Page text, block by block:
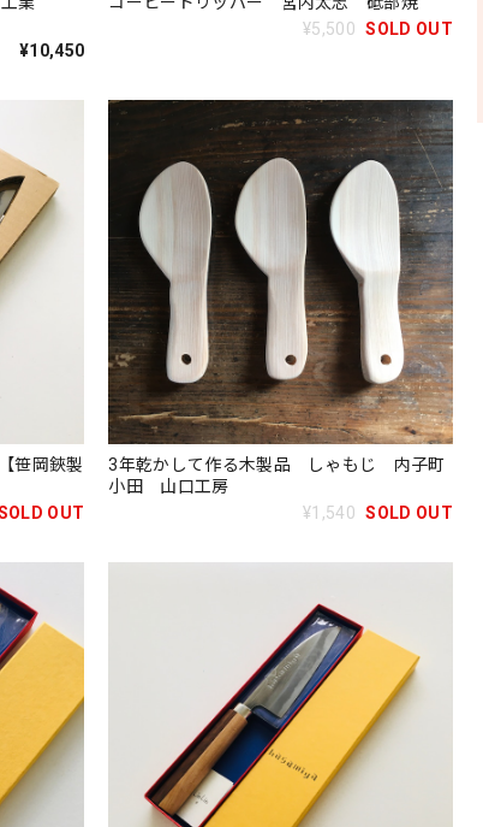
¥10,450
¥5,500 SOLD OUT
笹岡鋏製
OUT
3年乾かして作る木製品 しゃもじ 内子町
小田 山口工房
¥1,540 SOLD OUT